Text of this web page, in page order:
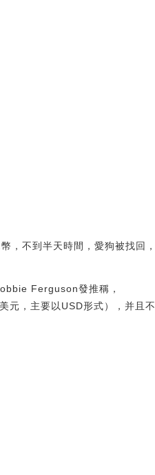
，不到半天時間，愛狗被找回，
Ferguson發推稱，
元，主要以USD形式），并且不